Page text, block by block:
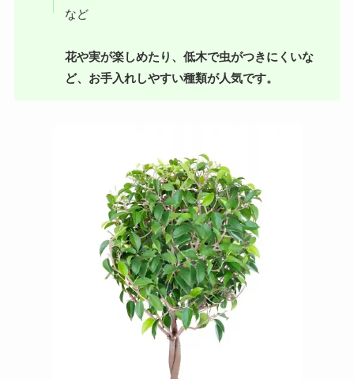
など
花や実が楽しめたり、低木で虫がつきにくいな
ど、お手入れしやすい種類が人気です。